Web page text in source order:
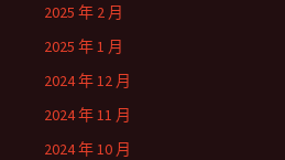
2025 年 2 月
2025 年 1 月
2024 年 12 月
2024 年 11 月
2024 年 10 月